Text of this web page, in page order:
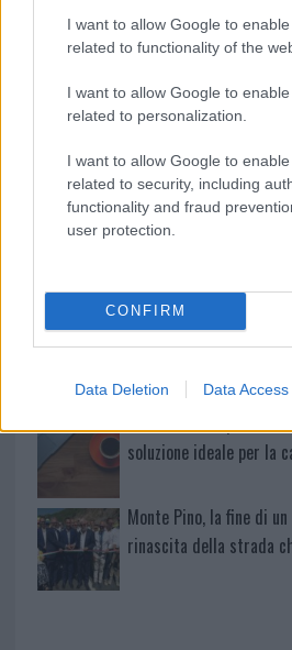
I want to allow Google to
related to functionality of the
I want to allow Google to
related to personalization.
I want to allow Google to
related to security, including
functionality and fraud
user protection.
CONFIRM
Data Deletion Data Access
Le previsioni meteo per
Michelle Hunziker in
vivo: un amico vip svela
Calangianus, dopo le
Olbia, divieto di sosta
Pausa caffè
soluzione ideale per la
Monte Pino, la fine di
rinascita della strada